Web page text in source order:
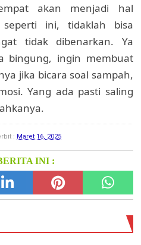
akan menjadi hal
ini, tidaklah bisa
tidak dibenarkan. Ya
bingung, ingin membuat
jika bicara soal sampah,
Yang ada pasti saling
: Maret 16, 2025
INI :